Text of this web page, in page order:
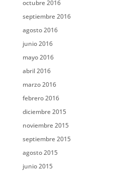
octubre 2016
septiembre 2016
agosto 2016
junio 2016
mayo 2016
abril 2016
marzo 2016
febrero 2016
diciembre 2015
noviembre 2015
septiembre 2015
agosto 2015
junio 2015